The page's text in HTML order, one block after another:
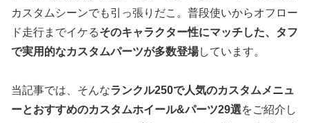
カスタムシーンでも引っ張りだこ。普段使いからオフロー
ド走行までイケるそのキャラクター性にマッチした、タフ
で実用的なカスタムパーツが多数登場しています。
当記事では、そんなランクル250で人気のカスタムメニュ
ーとおすすめのカスタムホイール&パーツ29選をご紹介し